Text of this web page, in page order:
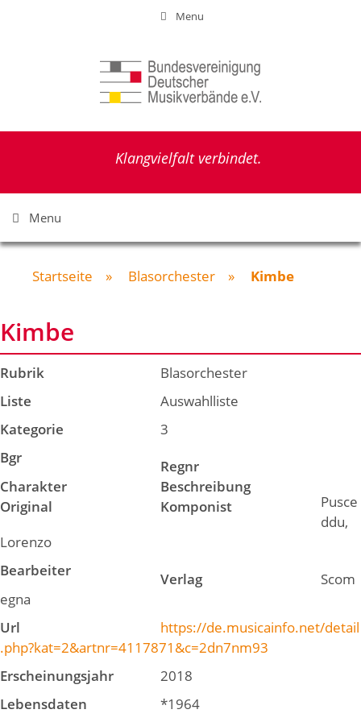
Menu
Klangvielfalt verbindet.
Menu
Startseite » Blasorchester » Kimbe
Kimbe
Rubrik
Blasorchester
Liste
Auswahlliste
Kategorie
3
Bgr
Regnr
Charakter
Beschreibung
Original
Komponist
Pusce
ddu,
Lorenzo
Bearbeiter
Verlag
Scom
egna
Url
https://de.musicainfo.net/detail
.php?kat=2&artnr=4117871&c=2dn7nm93
Erscheinungsjahr
2018
Lebensdaten
*1964